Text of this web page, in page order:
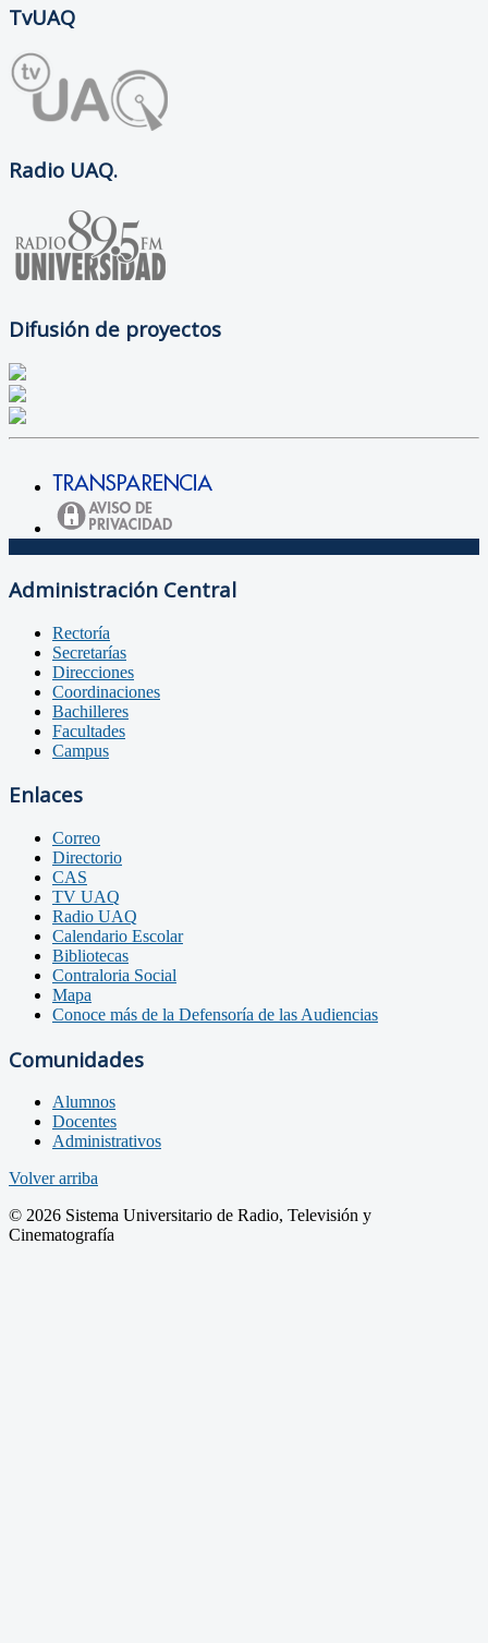
TvUAQ
Radio UAQ.
Difusión de proyectos
Administración Central
Rectoría
Secretarías
Direcciones
Coordinaciones
Bachilleres
Facultades
Campus
Enlaces
Correo
Directorio
CAS
TV UAQ
Radio UAQ
Calendario Escolar
Bibliotecas
Contraloria Social
Mapa
Conoce más de la Defensoría de las Audiencias
Comunidades
Alumnos
Docentes
Administrativos
Volver arriba
© 2026 Sistema Universitario de Radio, Televisión y
Cinematografía